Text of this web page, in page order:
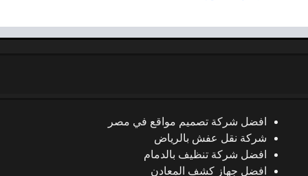
افضل شركة تصميم مواقع في مصر
شركة نقل عفش بالرياض
افضل شركة تنظيف بالدمام
افضل جهاز كشف المعادن